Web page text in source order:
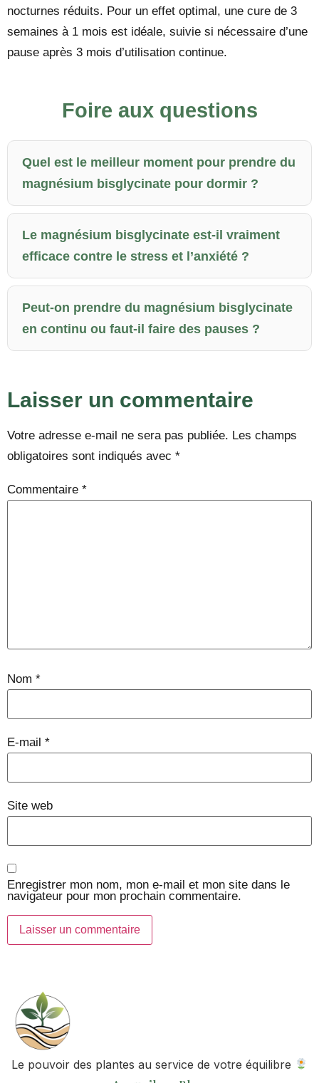
nocturnes réduits. Pour un effet optimal, une cure de 3
semaines à 1 mois est idéale, suivie si nécessaire d’une
pause après 3 mois d’utilisation continue.
Foire aux questions
Quel est le meilleur moment pour prendre du
magnésium bisglycinate pour dormir ?
Le magnésium bisglycinate est-il vraiment
efficace contre le stress et l’anxiété ?
Peut-on prendre du magnésium bisglycinate
en continu ou faut-il faire des pauses ?
Laisser un commentaire
Votre adresse e-mail ne sera pas publiée. Les champs
obligatoires sont indiqués avec *
Commentaire *
Nom *
E-mail *
Site web
Enregistrer mon nom, mon e-mail et mon site dans le
navigateur pour mon prochain commentaire.
Le pouvoir des plantes au service de votre équilibre